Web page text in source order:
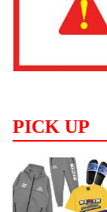
PICK UP